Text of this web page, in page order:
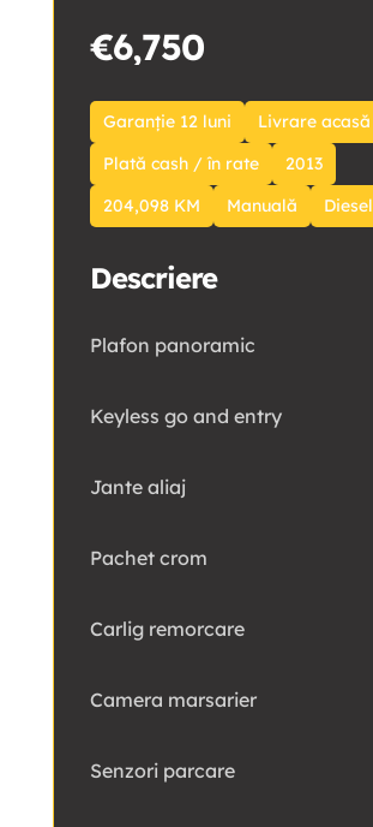
€6,750
Garanție 12 luni
Livrare acasă
Plată cash / în rate
2013
204,098 KM
Manuală Diesel
Descriere
Plafon panoramic
Keyless go and entry
Jante aliaj
Pachet crom
Carlig remorcare
Camera marsarier
Senzori parcare